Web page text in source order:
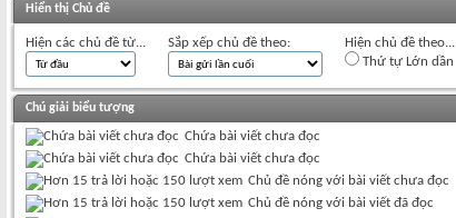
Hiển thị Chủ đề
Hiện các chủ đề từ... Sắp xếp chủ đề theo:
Hiện chủ đề theo...
Thứ tự Lớn dần
Chú giải biểu tượng
Chứa bài viết chưa đọc
Chứa bài viết chưa đọc
Chủ đề nóng với bài viết chưa đọc
Chủ đề nóng với bài viết đã đọc